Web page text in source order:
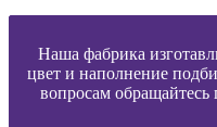
Наша фабрика
цвет и наполнение
вопросам обращайтесь